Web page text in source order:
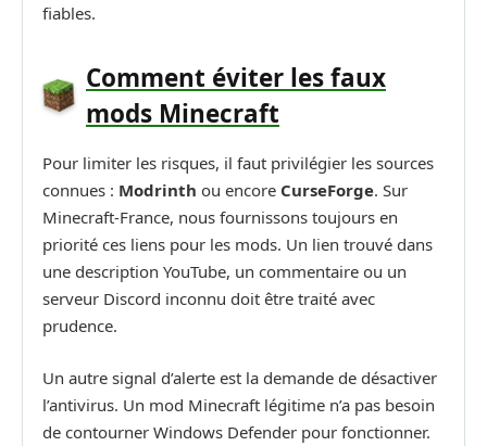
fiables.
Comment éviter les faux
mods Minecraft
Pour limiter les risques, il faut privilégier les sources
connues : Modrinth ou encore CurseForge. Sur
Minecraft-France, nous fournissons toujours en
priorité ces liens pour les mods. Un lien trouvé dans
une description YouTube, un commentaire ou un
serveur Discord inconnu doit être traité avec
prudence.
Un autre signal d’alerte est la demande de désactiver
l’antivirus. Un mod Minecraft légitime n’a pas besoin
de contourner Windows Defender pour fonctionner.